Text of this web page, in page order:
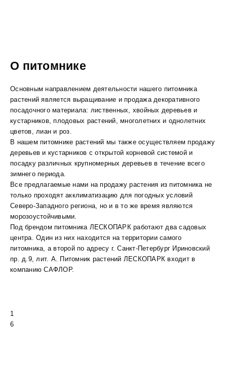
О питомнике
Основным направлением деятельности нашего питомника
растений является выращивание и продажа декоративного
посадочного материала: лиственных, хвойных деревьев и
кустарников, плодовых растений, многолетних и однолетних
цветов, лиан и роз.
В нашем питомнике растений мы также осуществляем продажу
деревьев и кустарников с открытой корневой системой и
посадку различных крупномерных деревьев в течение всего
зимнего периода.
Все предлагаемые нами на продажу растения из питомника не
только проходят акклиматизацию для погодных условий
Северо-Западного региона, но и в то же время являются
морозоустойчивыми.
Под брендом питомника ЛЕСКОПАРК работают два садовых
центра. Один из них находится на территории самого
питомника, а второй по адресу г. Санкт-Петербург Ириновский
пр. д.9, лит. А. Питомник растений ЛЕСКОПАРК входит в
компанию САФЛОР.
1
6